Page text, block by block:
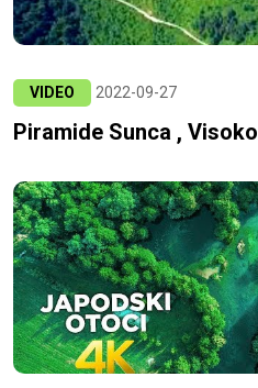
VIDEO 2022-09-27
Piramide Sunca , Visoko